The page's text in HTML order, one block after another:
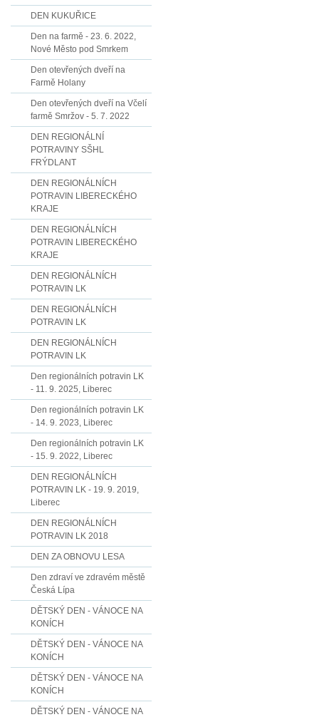
DEN KUKUŘICE
Den na farmě - 23. 6. 2022,
Nové Město pod Smrkem
Den otevřených dveří na
Farmě Holany
Den otevřených dveří na Včelí
farmě Smržov - 5. 7. 2022
DEN REGIONÁLNÍ
POTRAVINY SŠHL
FRÝDLANT
DEN REGIONÁLNÍCH
POTRAVIN LIBERECKÉHO
KRAJE
DEN REGIONÁLNÍCH
POTRAVIN LIBERECKÉHO
KRAJE
DEN REGIONÁLNÍCH
POTRAVIN LK
DEN REGIONÁLNÍCH
POTRAVIN LK
DEN REGIONÁLNÍCH
POTRAVIN LK
Den regionálních potravin LK
- 11. 9. 2025, Liberec
Den regionálních potravin LK
- 14. 9. 2023, Liberec
Den regionálních potravin LK
- 15. 9. 2022, Liberec
DEN REGIONÁLNÍCH
POTRAVIN LK - 19. 9. 2019,
Liberec
DEN REGIONÁLNÍCH
POTRAVIN LK 2018
DEN ZA OBNOVU LESA
Den zdraví ve zdravém městě
Česká Lípa
DĚTSKÝ DEN - VÁNOCE NA
KONÍCH
DĚTSKÝ DEN - VÁNOCE NA
KONÍCH
DĚTSKÝ DEN - VÁNOCE NA
KONÍCH
DĚTSKÝ DEN - VÁNOCE NA